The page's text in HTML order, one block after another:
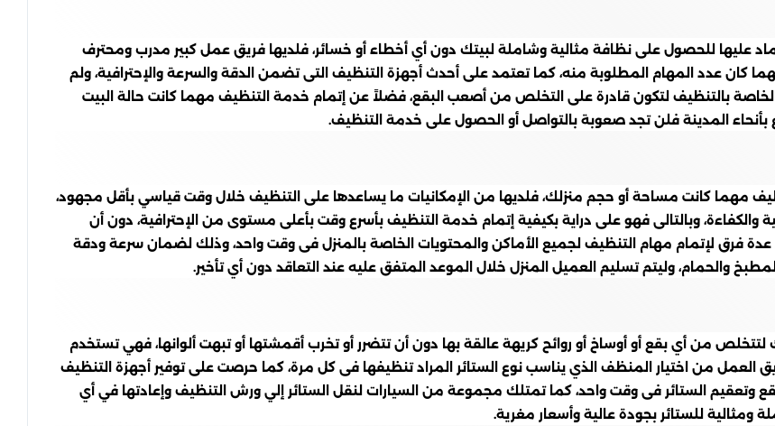
عليها للحصول على نظافة مثالية وشاملة لبيتك دون أي أخطاء أو خسائر، فلديها فريق عمل كبير مدرب ومحترف
عدد المهام المطلوبة منه، كما تعتمد على أحدث أجهزة التنظيف التى تضمن الدقة والسرعة والإحترافية، ولم
بالتنظيف لتكون قادرة على التخلص من أصعب البقع، فضلاً عن إتمام خدمة التنظيف مهما كانت حالة البيت
المدينة فلن تجد صعوبة بالتواصل أو الحصول على خدمة التنظيف.
مهما كانت مساحة أو حجم منزلك، فلديها من الإمكانيات ما يساعدها على التنظيف خلال وقت قياسي بأقل مجهود،
وبالتالى فهو على دراية بكيفية إتمام خدمة التنظيف بأسرع وقت بأعلى مستوى من الإحترافية، دون أن
فرق لإتمام مهام التنظيف لجميع الأماكن والمحتويات الخاصة بالمنزل فى وقت واحد، وذلك لضمان سرعة ودقة
والحمام، وليتم تسليم العميل المنزل خلال الموعد المتفق عليه عند التعاقد دون أي تأخير.
من أي بقع أو أوساخ أو روائح كريهة عالقة بها دون أن تتضرر أو تخرب أقمشتها أو تبهت ألوانها، فهي تستخدم
العمل من اختيار المنظف الذي يناسب نوع الستائر المراد تنظيفها فى كل مرة، كما حرصت على توفير أجهزة التنظيف
وتعقيم الستائر فى وقت واحد، كما تمتلك مجموعة من السيارات لنقل الستائر إلي ورش التنظيف وإعادتها في أي
للستائر بجودة عالية وأسعار مغرية.